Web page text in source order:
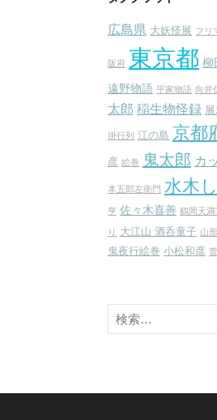
広島県 大妖怪展 フリ
阪府 東京都 柳
遠野物語 平家物語 向井
太郎 稲生物怪録
掛行列 江の島 京都
彦 絵巻 鬼太郎 カ
本五郎左衛門 水木
亨 佐々木喜善 鶴岡天満
り 大江山 酒呑童子 山
鬼夜行絵巻 小松和彦
検
索: